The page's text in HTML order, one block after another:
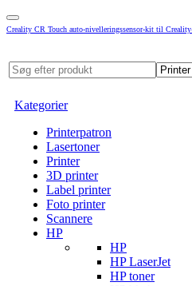
Creality CR Touch auto-nivelleringssensor-kit til
Kategorier
Printerpatron
Lasertoner
Printer
3D printer
Label printer
Foto printer
Scannere
HP
HP
HP LaserJet
HP toner